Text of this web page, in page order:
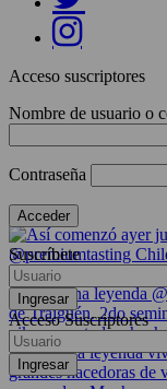
Acceso suscriptores
Nombre de usuario o
Contraseña
Suscríbete
Acceso Suscriptores